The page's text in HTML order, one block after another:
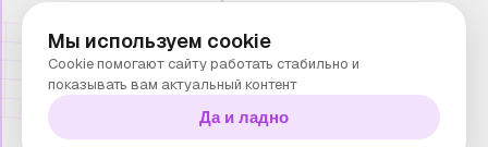
Смс рассылка 2026 ©
Запрещено копирование материалов сайта без
письменного разрешения ООО "Таргет Телеком"
Политика конфиденциальности
Мы используем cookie
Cookie помогают сайту работать стабильно и
показывать вам актуальный контент
Да и ладно